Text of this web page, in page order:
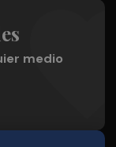
medio